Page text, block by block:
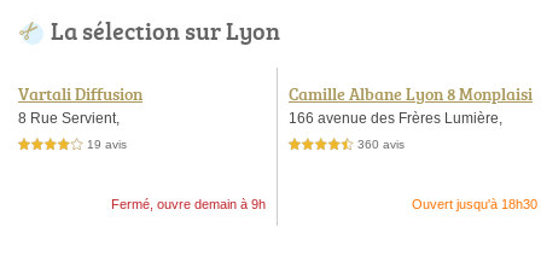
La sélection sur Lyon
Vartali Diffusion
8 Rue Servient,
4,0 étoiles sur 5 19 avis
Fermé, ouvre demain à 9h
Camille Albane Lyon 8 Monplaisi
r
166 avenue des Frères Lumière,
4,5 étoiles sur 5 360 avis
Ouvert jusqu'à 18h30